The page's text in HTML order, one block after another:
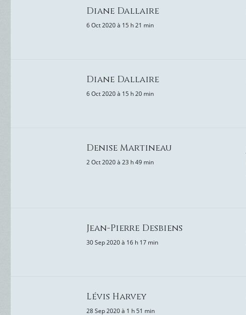
Diane Dallaire
6 Oct 2020 à 15 h 21 min
Diane Dallaire
6 Oct 2020 à 15 h 20 min
Denise Martineau
2 Oct 2020 à 23 h 49 min
Jean-Pierre Desbiens
30 Sep 2020 à 16 h 17 min
Lévis Harvey
28 Sep 2020 à 1 h 51 min